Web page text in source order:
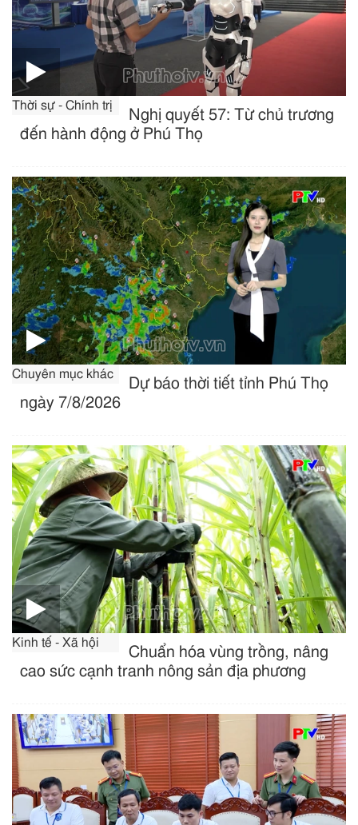
Thời sự - Chính trị
Nghị quyết 57: Từ chủ trương
đến hành động ở Phú Thọ
Chuyên mục khác
Dự báo thời tiết tỉnh Phú Thọ
ngày 7/8/2026
Kinh tế - Xã hội
Chuẩn hóa vùng trồng, nâng
cao sức cạnh tranh nông sản địa phương